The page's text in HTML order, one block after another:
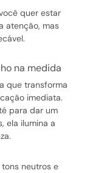
quer estar
atenção, mas
na medida
que transforma
imediata.
para dar um
ela ilumina a
neutros e